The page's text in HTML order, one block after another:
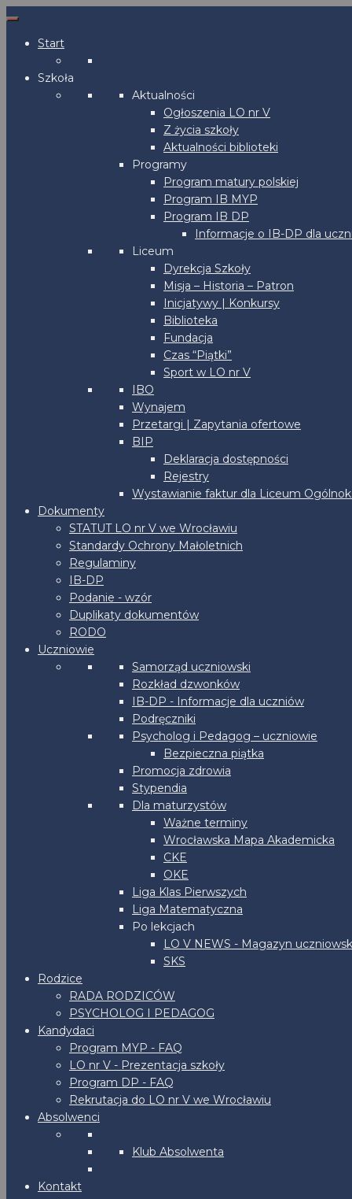
Start
Szkoła
Aktualności
Ogłoszenia LO nr V
Z życia szkoły
Aktualności biblioteki
Programy
Program matury polskiej
Program IB MYP
Program IB DP
Informacje o IB-DP dla
Liceum
Dyrekcja Szkoły
Misja – Historia – Patron
Inicjatywy | Konkursy
Biblioteka
Fundacja
Czas “Piątki”
Sport w LO nr V
IBO
Wynajem
Przetargi | Zapytania ofertowe
BIP
Deklaracja dostępności
Rejestry
Wystawianie faktur dla Liceum
Dokumenty
STATUT LO nr V we Wrocławiu
Standardy Ochrony Małoletnich
Regulaminy
IB-DP
Podanie - wzór
Duplikaty dokumentów
RODO
Uczniowie
Samorząd uczniowski
Rozkład dzwonków
IB-DP - Informacje dla uczniów
Podręczniki
Psycholog i Pedagog – uczniowie
Bezpieczna piątka
Promocja zdrowia
Stypendia
Dla maturzystów
Ważne terminy
Wrocławska Mapa Akademicka
CKE
OKE
Liga Klas Pierwszych
Liga Matematyczna
Po lekcjach
LO V NEWS - Magazyn
SKS
Rodzice
RADA RODZICÓW
PSYCHOLOG I PEDAGOG
Kandydaci
Program MYP - FAQ
LO nr V - Prezentacja szkoły
Program DP - FAQ
Rekrutacja do LO nr V we Wrocławiu
Absolwenci
Klub Absolwenta
Kontakt